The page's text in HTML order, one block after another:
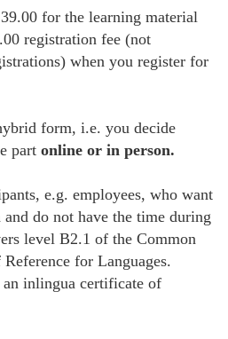
for the learning material
registration fee (not
when you register for
form, i.e. you decide
part online or in person.
e.g. employees, who want
do not have the time during
level B2.1 of the Common
for Languages.
inlingua certificate of